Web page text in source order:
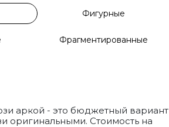
Фигурные
Фрагментированные
аркой - это бюджетный вариант
оригинальными. Стоимость на